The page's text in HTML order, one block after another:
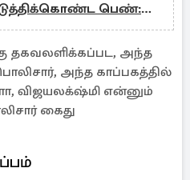
பெண்:
செய்தி
தகவலளிக்கப்பட, அந்த
அந்த காப்பகத்தில்
விஜயலக்‌ஷ்மி என்னும்
கைது